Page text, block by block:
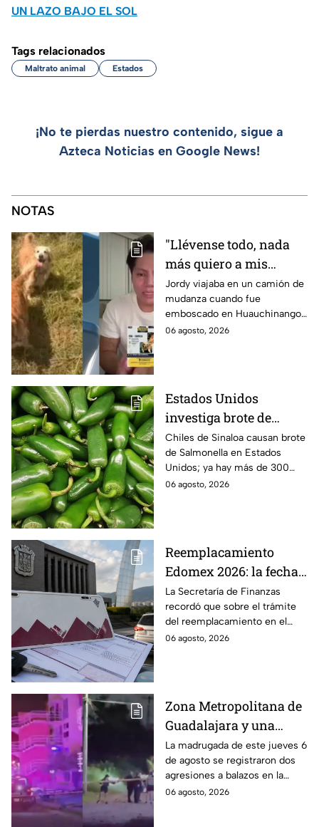
UN LAZO BAJO EL SOL
Tags relacionados
Maltrato animal Estados
¡No te pierdas nuestro contenido, sigue a
Azteca Noticias en Google News!
NOTAS
"Llévense todo, nada
más quiero a mis
perritas": Asaltan a un
joven, vacían sus
cuentas y le roban a sus
mascotas en
Jordy viajaba en un camión de
mudanza cuando fue
emboscado en Huauchinango,
Puebla, Además de quitarle
06 agosto, 2026
Estados Unidos
investiga brote de
Salmonella por chiles
jalapeños de Sinaloa
Chiles de Sinaloa causan brote
de Salmonella en Estados
Unidos; ya hay más de 300
enfermos en 27 estados.
06 agosto, 2026
Reemplacamiento
Edomex 2026: la fecha
límite para obtener el
100% de descuento
La Secretaría de Finanzas
recordó que sobre el trámite
del reemplacamiento en el
Edomex, ¿hasta cuándo se
06 agosto, 2026
Zona Metropolitana de
Guadalajara y una
jornada de violencia:
Asesinan a balazos a
dos hombres en
Tlajomulco y El Salto
La madrugada de este jueves 6
de agosto se registraron dos
agresiones a balazos en la
Zona Metropolitana de
06 agosto, 2026